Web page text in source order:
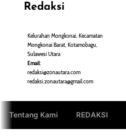
Redaksi
Kelurahan Mongkonai, Kecamatan
Mongkonai Barat, Kotamobagu,
Sulawesi Utara
Email:
redaksi@zonautara.com
redaksi.zonautara@gmail.com
Tentang Kami REDAKSI